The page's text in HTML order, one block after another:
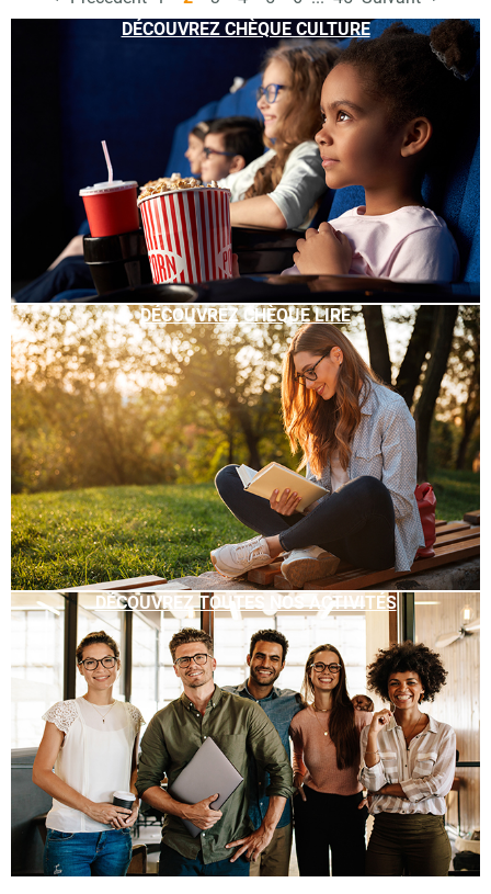
DÉCOUVREZ CHÈQUE CULTURE
DÉCOUVREZ CHÈQUE LIRE
DÉCOUVREZ TOUTES NOS ACTIVITÉS